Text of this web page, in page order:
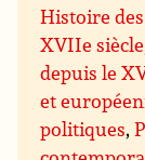
Histoire
XVIIe siècle
depuis le
et
politiques,